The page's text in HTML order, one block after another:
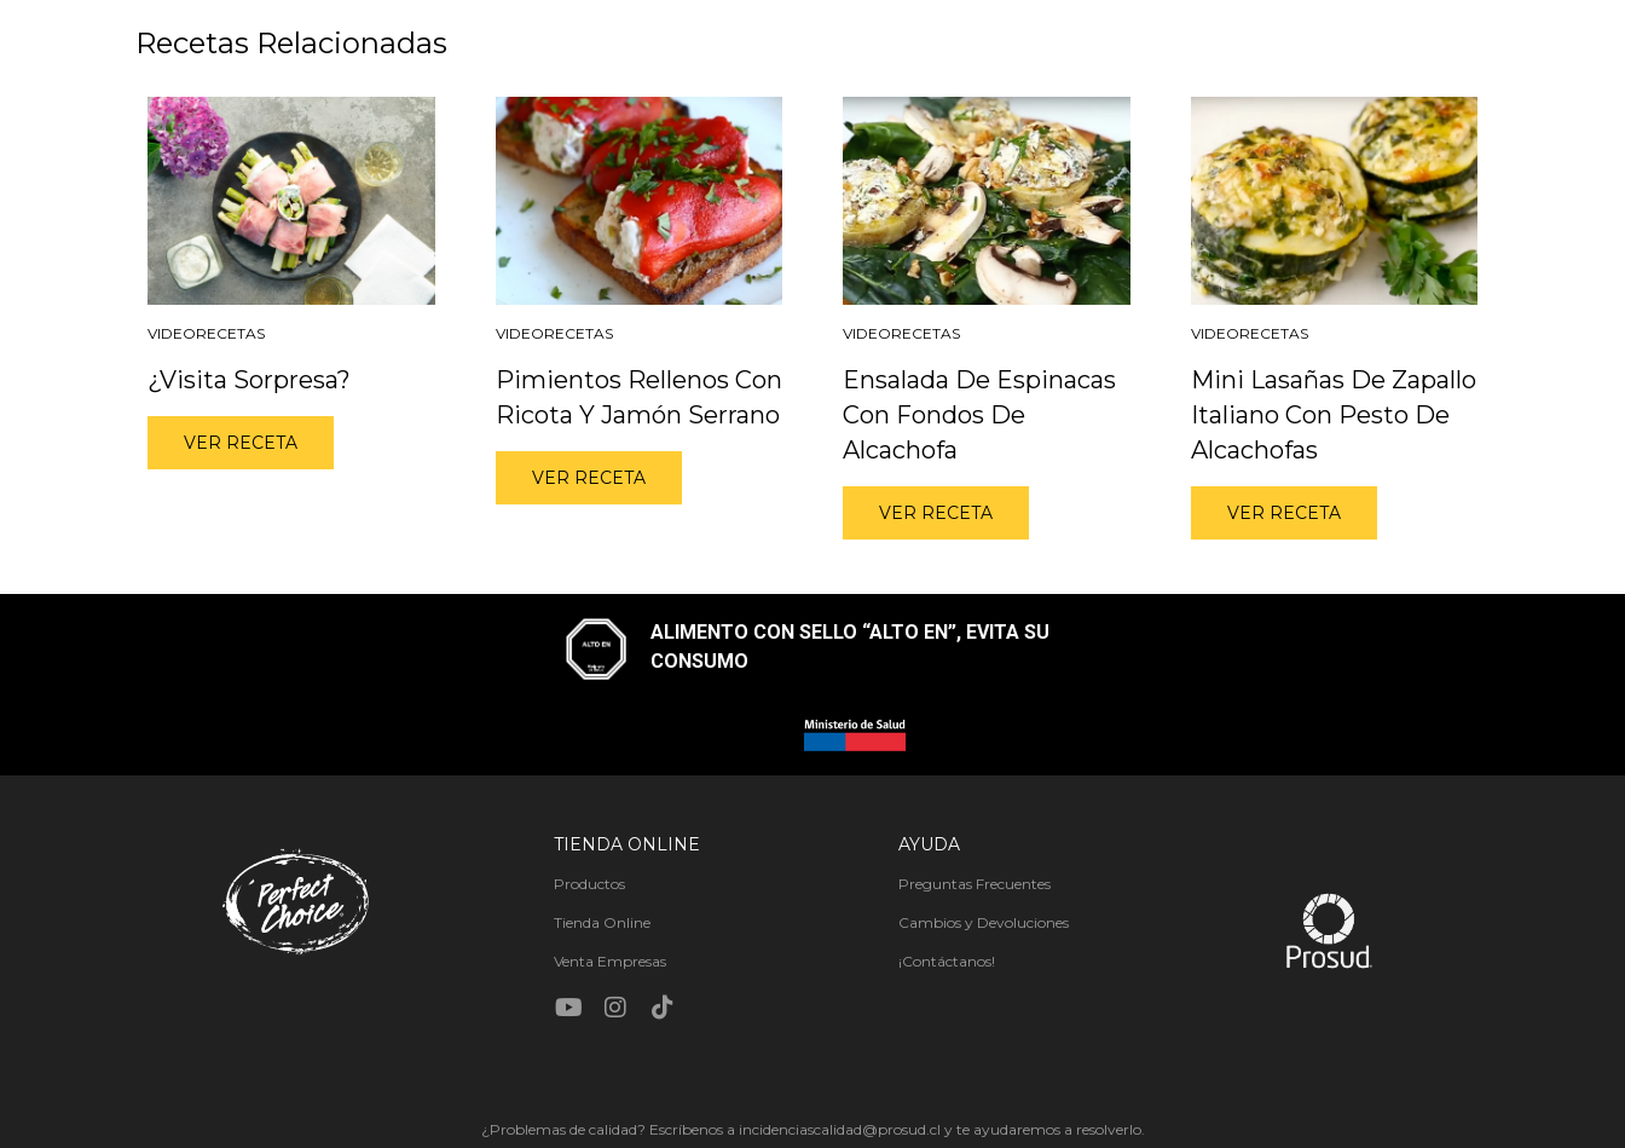
Recetas Relacionadas
VIDEORECETAS
¿Visita Sorpresa?
VER RECETA
VIDEORECETAS
Pimientos Rellenos Con
Ricota Y Jamón Serrano
VER RECETA
VIDEORECETAS
Ensalada De Espinacas
Con Fondos De
Alcachofa
VER RECETA
VIDEORECETAS
Mini Lasañas De Zapallo
Italiano Con Pesto De
Alcachofas
VER RECETA
ALIMENTO CON SELLO “ALTO EN”, EVITA SU
CONSUMO​
TIENDA ONLINE
Productos
Tienda Online
Venta Empresas
AYUDA
Preguntas Frecuentes
Cambios y Devoluciones
¡Contáctanos!
¿Problemas de calidad? Escríbenos a incidenciascalidad@prosud.cl y te ayudaremos a resolverlo.